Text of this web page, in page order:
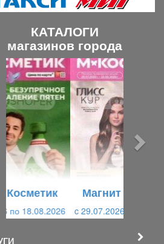
Газонокосилка
бензиновая «DENZEL
GLD-520SP»35990 руб.
КАТАЛОГИ
магазинов города
Магнит Косметик
c 29.07.2026 по 25.08.2026